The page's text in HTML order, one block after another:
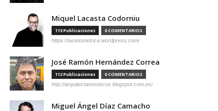
Miquel Lacasta Codorniu
113 Publicaciones 0 COMENTARIOS
https://axonometrica.wordpress.com/
José Ramón Hernández Correa
112 Publicaciones 0 COMENTARIOS
http://arquitectamoslocos.blogspot.com.es/
Miguel Ángel Díaz Camacho